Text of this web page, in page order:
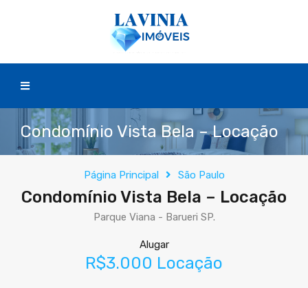
Condomínio Vista Bela – Locação
Página Principal São Paulo
Condomínio Vista Bela – Locação
Parque Viana - Barueri SP.
Alugar
R$3.000 Locação